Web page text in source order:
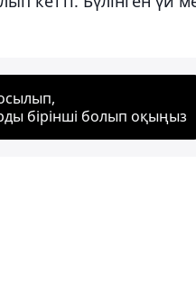
бірінші болып оқыңыз